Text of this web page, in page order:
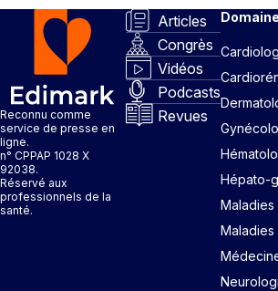
Reconnu comme
service de presse en
ligne.
n° CPPAP 1028 X
92038.
Réservé aux
professionnels de la
santé.
Articles
Congrès
Vidéos
Podcasts
Revues
Hépato-
Maladies